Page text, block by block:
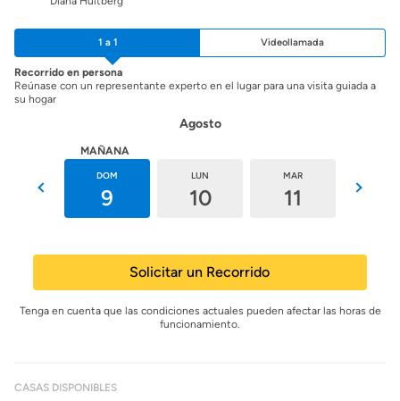
1 a 1 Videollamada
Recorrido en persona
Reúnase con un representante experto en el lugar para una visita guiada a
su hogar
Agosto
MAÑANA
DOM
9
LUN
10
MAR
11
Solicitar un Recorrido
Tenga en cuenta que las condiciones actuales pueden afectar las horas de
funcionamiento.
CASAS DISPONIBLES